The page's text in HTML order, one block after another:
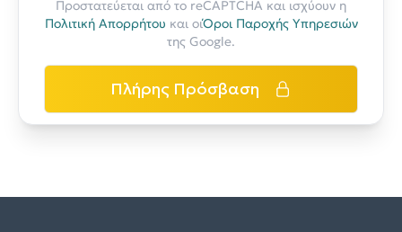
Προστατεύεται από το reCAPTCHA και ισχύουν η
Πολιτική Απορρήτου και οιΌροι Παροχής Υπηρεσιών
της Google.
Πλήρης Πρόσβαση